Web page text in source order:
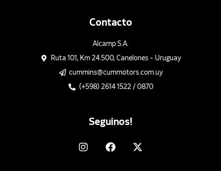
Contacto
Alcamp S.A.
Ruta 101, Km 24.500, Canelones - Uruguay
cummins@cummotors.com.uy
(+598) 2614 1522 / 0870
Seguinos!